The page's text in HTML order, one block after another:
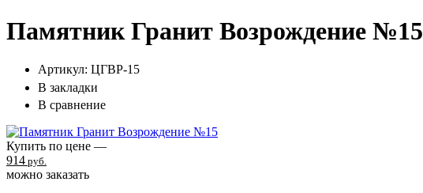
Памятник Гранит Возрождение №15
Артикул: ЦГВР-15
В закладки
В сравнение
Купить по цене —
914 руб.
можно заказать